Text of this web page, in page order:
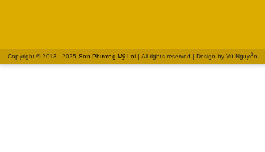
Copyright © 2013 - 2025 Sơn Phương Mỹ Lợi | All rights reserved | Design by Vũ Nguyễn